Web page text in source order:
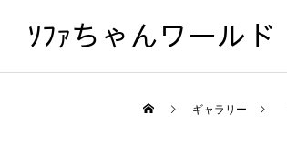
ｿﾌｧちゃんワールド
ギャラリー